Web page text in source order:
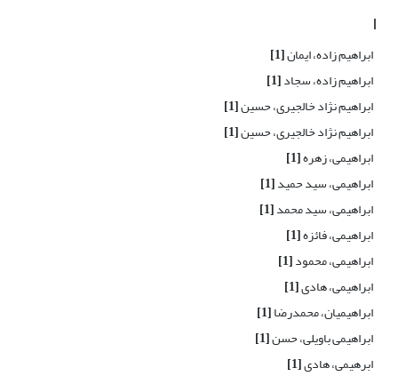
ا
ابراهیم زاده، ایمان[1]
ابراهیم زاده، سجاد[1]
ابراهیم نژاد خالجیری، حسین[1]
ابراهیم نژاد خالجیری، حسین[1]
ابراهیمی، زهره[1]
ابراهیمی، سید حمید[1]
ابراهیمی، سید محمد[1]
ابراهیمی، فائزه[1]
ابراهیمی، محمود[1]
ابراهیمی، هادی[1]
ابراهیمیان، محمدرضا[1]
ابراهیمی باویلی، حسن[1]
ابرهیمی، هادی[1]